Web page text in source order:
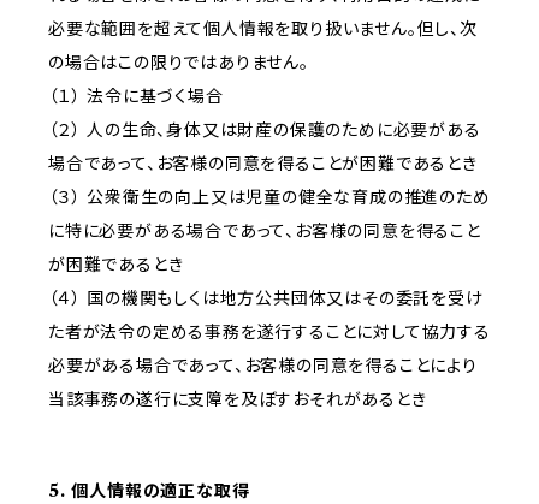
必要な範囲を超えて個人情報を取り扱いません。但し、次
の場合はこの限りではありません。
（１） 法令に基づく場合
（２） 人の生命、身体又は財産の保護のために必要がある
場合であって、お客様の同意を得ることが困難であるとき
（３） 公衆衛生の向上又は児童の健全な育成の推進のため
に特に必要がある場合であって、お客様の同意を得ること
が困難であるとき
（４） 国の機関もしくは地方公共団体又はその委託を受け
た者が法令の定める事務を遂行することに対して協力する
必要がある場合であって、お客様の同意を得ることにより
当該事務の遂行に支障を及ぼすおそれがあるとき
5. 個人情報の適正な取得